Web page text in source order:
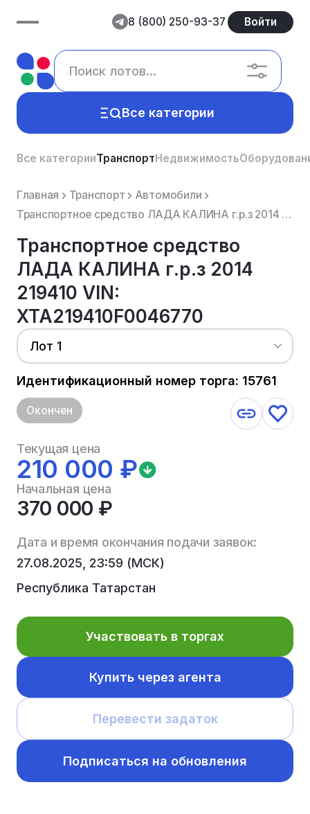
8 (800) 250-93-37 Войти
Все категории
Все категорииТранспортНедвижимость
Главная Транспорт
Автомобили
Транспортное средство ЛАДА КАЛИНА г.р.з 2014 219410 VIN: XTA219410F0046770
Транспортное средство
ЛАДА КАЛИНА г.р.з 2014
219410 VIN:
XTA219410F0046770
Лот 1
Идентификационный номер торга: 15761
Окончен
Текущая цена
210 000 ₽
Начальная цена
370 000 ₽
Дата и время окончания подачи заявок:
27.08.2025, 23:59 (МСК)
Республика Татарстан
Участвовать в торгах
Купить через агента
Перевести задаток
Подписаться на обновления